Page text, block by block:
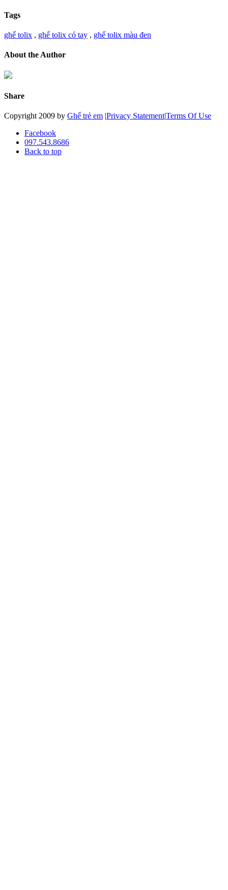
Tags
ghế tolix , ghế tolix có tay , ghế tolix màu đen
About the Author
Share
Copyright 2009 by Ghế trẻ em |Privacy Statement|Terms Of Use
Facebook
097.543.8686
Back to top